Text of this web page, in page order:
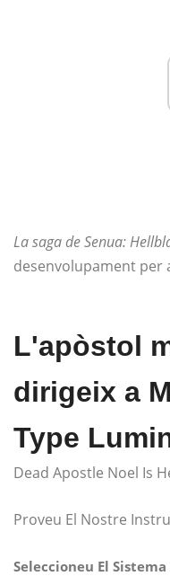
La saga de Senua:
desenvolupament per
L'apòstol
dirigeix ​​a
Type
Dead Apostle Noel Is
Proveu El Nostre
Seleccioneu El